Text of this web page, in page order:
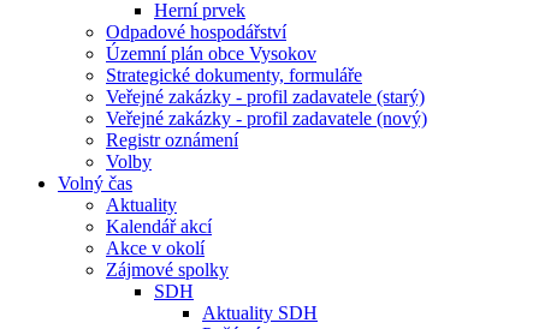
Herní prvek
Odpadové hospodářství
Územní plán obce Vysokov
Strategické dokumenty, formuláře
Veřejné zakázky - profil zadavatele (starý)
Veřejné zakázky - profil zadavatele (nový)
Registr oznámení
Volby
Volný čas
Aktuality
Kalendář akcí
Akce v okolí
Zájmové spolky
SDH
Aktuality SDH